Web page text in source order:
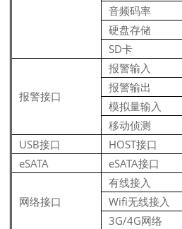
音频码率
硬盘存储
SD卡
报警接口
报警输入
报警输出
模拟量输入
移动侦测
USB接口
HOST接口
eSATA
eSATA接口
网络接口
有线接入
Wifi无线接入
3G/4G网络